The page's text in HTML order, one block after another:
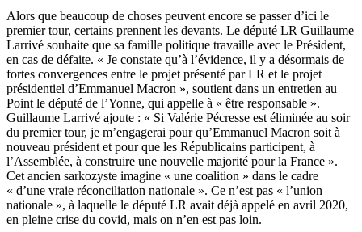
Alors que beaucoup de choses peuvent encore se passer d’ici le
premier tour, certains prennent les devants. Le député LR Guillaume
Larrivé souhaite que sa famille politique travaille avec le Président,
en cas de défaite. « Je constate qu’à l’évidence, il y a désormais de
fortes convergences entre le projet présenté par LR et le projet
présidentiel d’Emmanuel Macron », soutient dans un entretien au
Point le député de l’Yonne, qui appelle à « être responsable ».
Guillaume Larrivé ajoute : « Si Valérie Pécresse est éliminée au soir
du premier tour, je m’engagerai pour qu’Emmanuel Macron soit à
nouveau président et pour que les Républicains participent, à
l’Assemblée, à construire une nouvelle majorité pour la France ».
Cet ancien sarkozyste imagine « une coalition » dans le cadre
« d’une vraie réconciliation nationale ». Ce n’est pas « l’union
nationale », à laquelle le député LR avait déjà appelé en avril 2020,
en pleine crise du covid, mais on n’en est pas loin.